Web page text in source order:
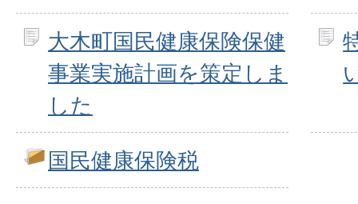
大木町国民健康保険保健
事業実施計画を策定しま
した
国民健康保険税